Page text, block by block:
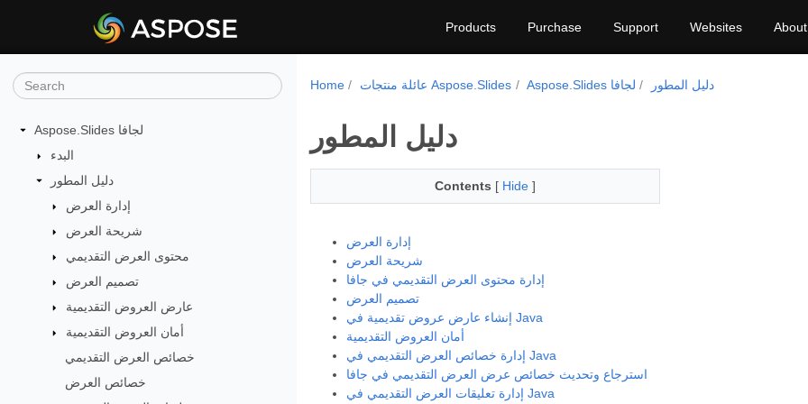
Products Purchase Support Websites About
Aspose.Slides لجافا
البدء
دليل المطور
إدارة العرض
شريحة العرض
محتوى العرض التقديمي
تصميم العرض
عارض العروض التقديمية
أمان العروض التقديمية
خصائص العرض التقديمي
خصائص العرض
Home عائلة منتجات Aspose.Slides Aspose.Slides لجافا دليل المطور
دليل المطور
Contents [ Hide ]
إدارة العرض
شريحة العرض
إدارة محتوى العرض التقديمي في جافا
تصميم العرض
إنشاء عارض عروض تقديمية في Java
أمان العروض التقديمية
إدارة خصائص العرض التقديمي في Java
استرجاع وتحديث خصائص عرض العرض التقديمي في جافا
إدارة تعليقات العرض التقديمي في Java